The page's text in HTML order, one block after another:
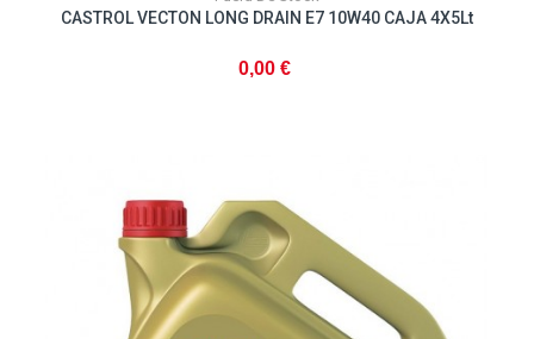
CASTROL VECTON LONG DRAIN E7 10W40 CAJA 4X5Lt
0,00 €